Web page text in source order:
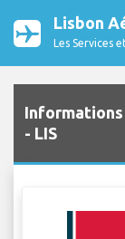
Lisbon
Les Services
- LIS